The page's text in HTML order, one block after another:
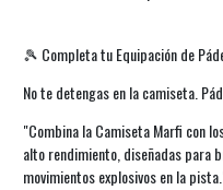
🎾 Completa tu Equipación de
No te detengas en la camiseta.
"Combina la Camiseta Marfi con
alto rendimiento, diseñadas para
movimientos explosivos en la